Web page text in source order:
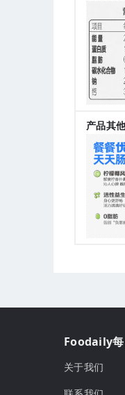
产品其
Foodaily
关于我们